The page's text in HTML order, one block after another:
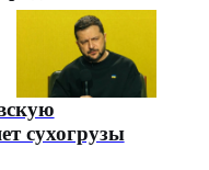
сухогрузы